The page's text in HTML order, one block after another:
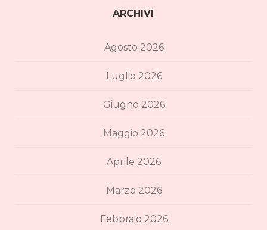
ARCHIVI
Agosto 2026
Luglio 2026
Giugno 2026
Maggio 2026
Aprile 2026
Marzo 2026
Febbraio 2026